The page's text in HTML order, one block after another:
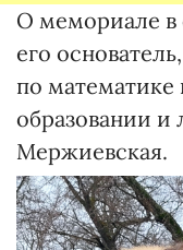
О мемориале в
его
по математике
образовании и
Мержиевская.